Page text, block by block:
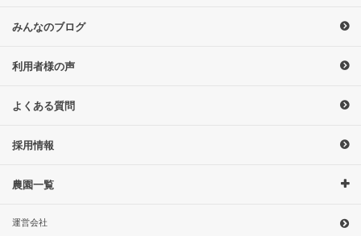
みんなのブログ
利用者様の声
よくある質問
採用情報
農園一覧
運営会社